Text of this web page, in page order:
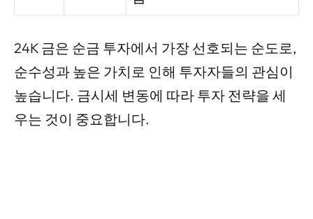
24K 금은 순금 투자에서 가장 선호되는 순도로,
순수성과 높은 가치로 인해 투자자들의 관심이
높습니다. 금시세 변동에 따라 투자 전략을 세
우는 것이 중요합니다.